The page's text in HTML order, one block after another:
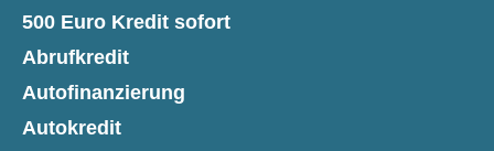
500 Euro Kredit sofort
Abrufkredit
Autofinanzierung
Autokredit